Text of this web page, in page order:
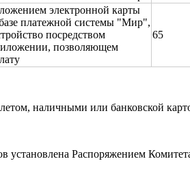
электронной карты
платежной системы "Мир",
посредством
позволяющем
65
наличными или банковской
установлена Распоряжением